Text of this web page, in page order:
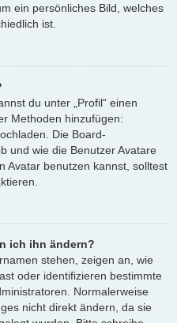
ein persönliches Bild, welches
ist.
du unter „Profil“ einen
Methoden hinzufügen:
Die Board-
und wie die Benutzer Avatare
Avatar benutzen kannst, solltest
ich ihn ändern?
stehen, zeigen an, wie
oder identifizieren bestimmte
Normalerweise
nicht direkt ändern, da sie